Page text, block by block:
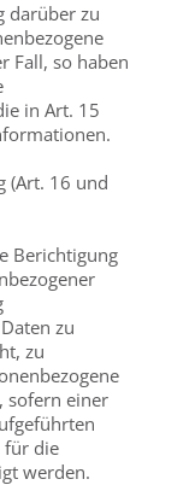
darüber zu
Fall, so haben
in Art. 15
(Art. 16 und
Berichtigung
zu
zu
sofern einer
für die
werden.